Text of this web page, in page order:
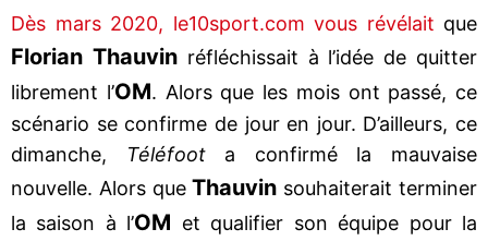
Dès mars 2020, le10sport.com vous révélait que
Florian Thauvinréfléchissait à l’idée de quitter
librement l’OM. Alors que les mois ont passé, ce
scénario se confirme de jour en jour. D’ailleurs, ce
dimanche,
Téléfoota confirmé la mauvaise
nouvelle. Alors queThauvin souhaiterait terminer
la saison à l’OM et qualifier son équipe pour la